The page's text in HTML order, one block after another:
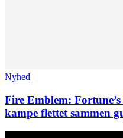
Nyhed
Fire Emblem:
kampe flettet sammen